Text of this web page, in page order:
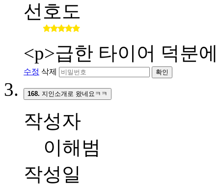
선호도
<p>급한 타이어 덕분
수정 삭제 확인
168. 지인소개로 왔네요ㅋㅋ
작성자
이해범
작성일